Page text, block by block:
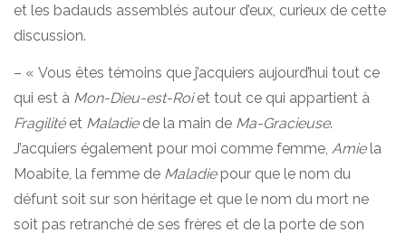
et les badauds assemblés autour d’eux, curieux de cette
discussion.
– « Vous êtes témoins que j’acquiers aujourd’hui tout ce
qui est à Mon-Dieu-est-Roiet tout ce qui appartient à
Fragilitéet Maladie de la main de Ma-Gracieuse.
J’acquiers également pour moi comme femme, Amiela
Moabite, la femme de Maladiepour que le nom du
défunt soit sur son héritage et que le nom du mort ne
soit pas retranché de ses frères et de la porte de son